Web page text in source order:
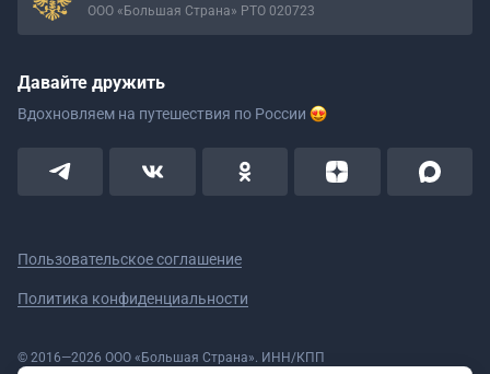
ООО «Большая Страна» РТО 020723
Давайте дружить
Вдохновляем на путешествия по России
Пользовательское соглашение
Политика конфиденциальности
© 2016—2026 ООО «Большая Страна». ИНН/КПП